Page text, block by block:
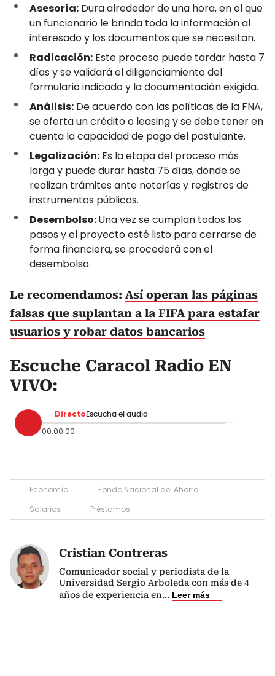
Asesoría: Dura alrededor de una hora, en el que
un funcionario le brinda toda la información al
interesado y los documentos que se necesitan.
Radicación: Este proceso puede tardar hasta 7
días y se validará el diligenciamiento del
formulario indicado y la documentación exigida.
Análisis: De acuerdo con las políticas de la FNA,
se oferta un crédito o leasing y se debe tener en
cuenta la capacidad de pago del postulante.
Legalización: Es la etapa del proceso más
larga y puede durar hasta 75 días, donde se
realizan trámites ante notarías y registros de
instrumentos públicos.
Desembolso:Una vez se cumplan todos los
pasos y el proyecto esté listo para cerrarse de
forma financiera, se procederá con el
desembolso.
Le recomendamos: Así operan las páginas
falsas que suplantan a la FIFA para estafar
usuarios y robar datos bancarios
Escuche Caracol Radio EN
VIVO:
Directo Escucha el audio
00:00:00
Economía
Fondo Nacional del Ahorro
Salarios
Préstamos
Cristian Contreras
Comunicador social y periodista de la
Universidad Sergio Arboleda con más de 4
años de experiencia en... Leer más